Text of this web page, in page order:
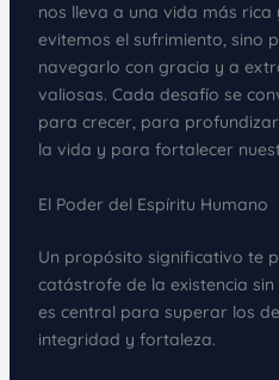
nos lleva a una vida más
evitemos el sufrimiento, sino
navegarlo con gracia y a
valiosas. Cada desafío se
para crecer, para
la vida y para fortalecer
El Poder del Espíritu Humano
Un propósito significativo te
catástrofe de la existencia
es central para superar los
integridad y fortaleza.